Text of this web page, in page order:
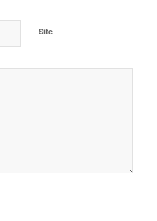
Site